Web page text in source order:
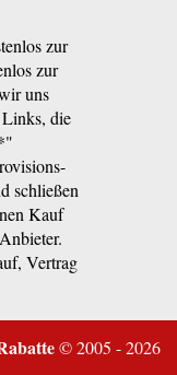
zur
zur
uns
die
schließen
Kauf
Vertrag
© 2005 - 2026